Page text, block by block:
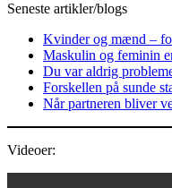
Seneste artikler/blogs
Kvinder og mænd –
Maskulin og feminin
Du var aldrig
Forskellen på sunde
Når partneren bliver
Videoer: